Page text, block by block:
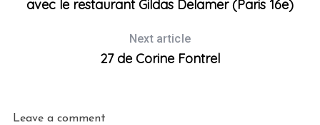
avec le restaurant Gildas Delamer (Paris 16e)
Next article
27 de Corine Fontrel
Leave a comment